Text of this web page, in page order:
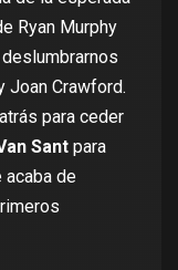
Ryan Murphy
Joan Crawford.
para ceder
Sant para
acaba de